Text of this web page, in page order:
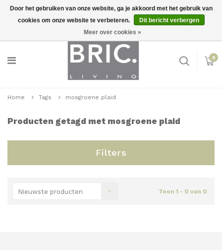
Inloggen
0
Home Tags mosgroene plaid
Producten getagd met mosgroene plaid
Filters
Nieuwste producten Toon 1 - 0 van 0
Door het gebruiken van onze website, ga je akkoord met het gebruik van
cookies om onze website te verbeteren.
Dit bericht verbergen
Meer over cookies »